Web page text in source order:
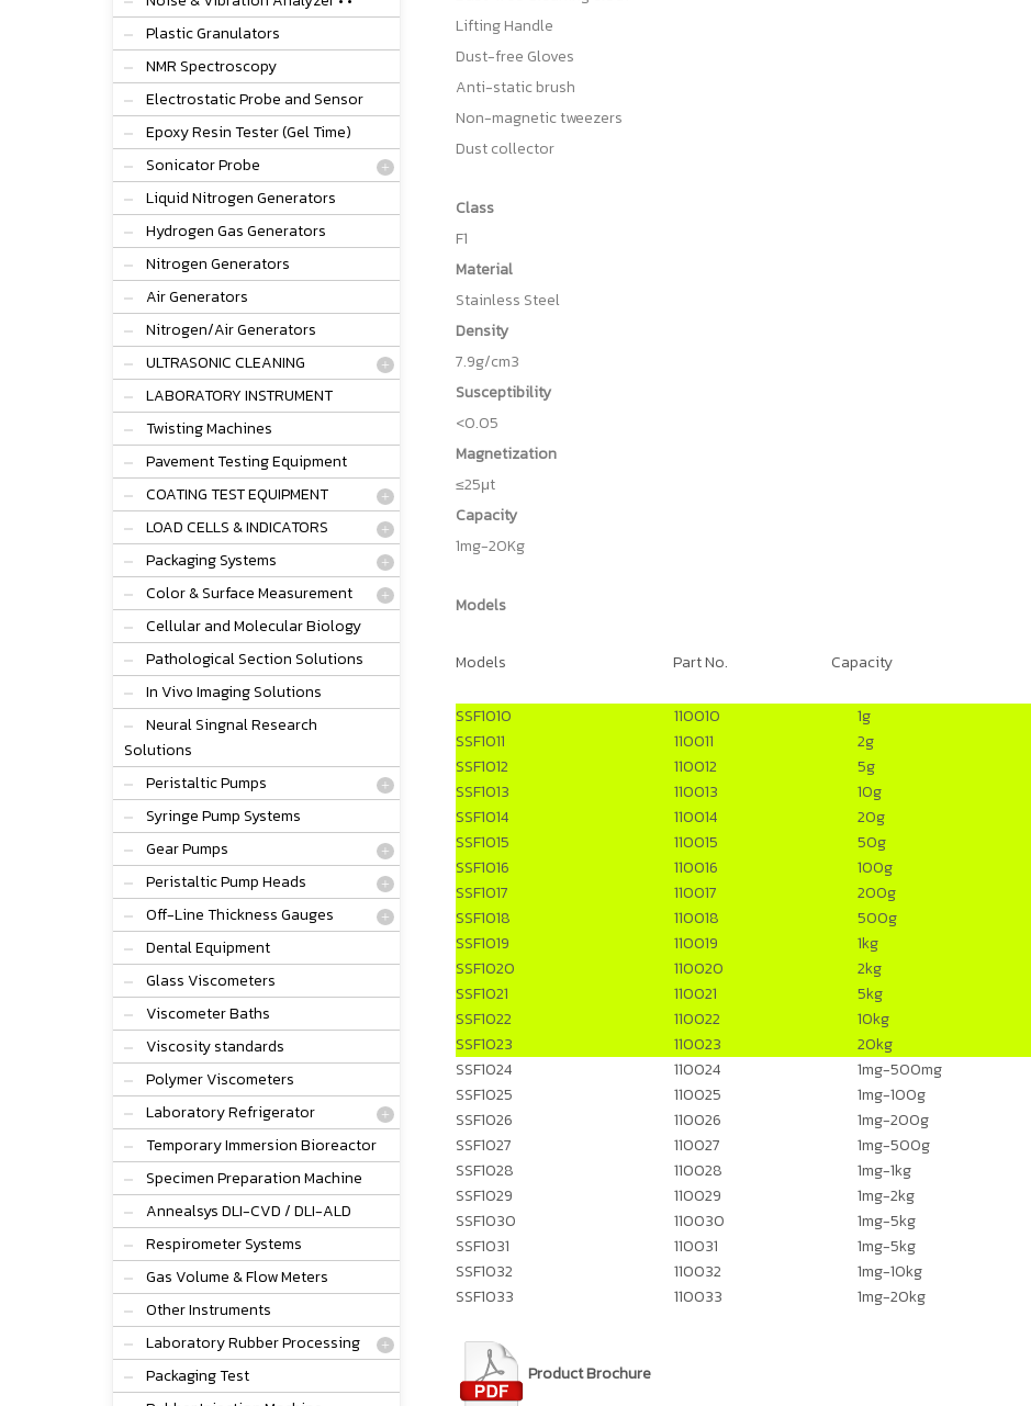
Plastic Granulators
NMR Spectroscopy
Electrostatic Probe and Sensor
Epoxy Resin Tester (Gel Time)
Sonicator Probe
Liquid Nitrogen Generators
Hydrogen Gas Generators
Nitrogen Generators
Air Generators
Nitrogen/Air Generators
ULTRASONIC CLEANING
LABORATORY INSTRUMENT
Twisting Machines
Pavement Testing Equipment
COATING TEST EQUIPMENT
LOAD CELLS & INDICATORS
Packaging Systems
Color & Surface Measurement
Cellular and Molecular Biology
Pathological Section Solutions
In Vivo Imaging Solutions
Neural Singnal Research
Solutions
Peristaltic Pumps
Syringe Pump Systems
Gear Pumps
Peristaltic Pump Heads
Off-Line Thickness Gauges
Dental Equipment
Glass Viscometers
Viscometer Baths
Viscosity standards
Polymer Viscometers
Laboratory Refrigerator
Temporary Immersion Bioreactor
Specimen Preparation Machine
Annealsys DLI-CVD / DLI-ALD
Respirometer Systems
Gas Volume & Flow Meters
Other Instruments
Laboratory Rubber Processing
Packaging Test
Lifting Handle
Dust-free Gloves
Anti-static brush
Non-magnetic tweezers
Dust collector
Class
F1
Material
Stainless Steel
Density
7.9g/cm3
Susceptibility
<0.05
Magnetization
≤25μt
Capacity
1mg-20Kg
Models
Models Part No. Capacity
SSF1010 110010 1g
SSF1011
110011 2g
SSF1012
110012 5g
SSF1013
110013 10g
SSF1014
110014 20g
SSF1015
110015 50g
SSF1016
110016 100g
SSF1017
110017 200g
SSF1018
110018 500g
SSF1019
110019 1kg
SSF1020
110020 2kg
SSF1021
110021 5kg
SSF1022
110022 10kg
SSF1023
110023 20kg
SSF1024
110024 1mg-500mg
SSF1025
110025 1mg-100g
SSF1026
110026 1mg-200g
SSF1027
110027 1mg-500g
SSF1028
110028 1mg-1kg
SSF1029
110029 1mg-2kg
SSF1030
110030 1mg-5kg
SSF1031
110031 1mg-5kg
SSF1032
110032 1mg-10kg
SSF1033
110033 1mg-20kg
Product Brochure